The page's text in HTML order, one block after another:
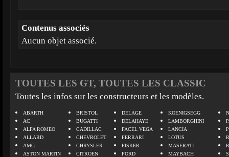
Contenus associés
Aucun objet associé.
TOUTES LES GT, TOUTES LES CLASSIC
Toutes les infos sur les constructeurs et les modèles.
ABARTH
AC
ALFA ROMEO
ALLARD
AMG
ASTON MARTIN
BRISTOL
BUGATTI
CADILLAC
CHEVROLET
CHRYSLER
CITROEN
DELAGE
DELAHAYE
FACEL VEGA
FERRARI
FISKER
FORD
KOENIGSEGG
LAMBORGHINI
LANCIA
LOTUS
MASERATI
MAYBACH